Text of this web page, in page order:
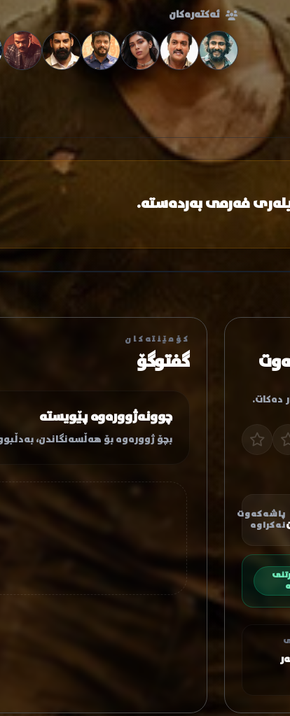
ئەکتەرەکان
فەرمی بەردەستە.
دەکات.
پاشەکەوت
نەکراوە
کۆمێنتەکان
گفتوگۆ
چوونەژوورەوە پێویستە
بچۆ ژوورەوە بۆ هەڵسەنگاندن،